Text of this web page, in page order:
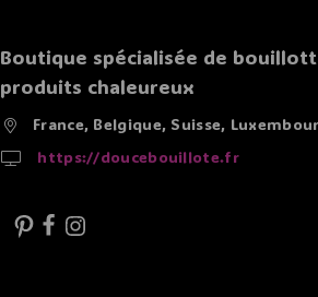
Boutique spécialisée de
produits chaleureux
France, Belgique, Suisse,
https://doucebouillote.fr